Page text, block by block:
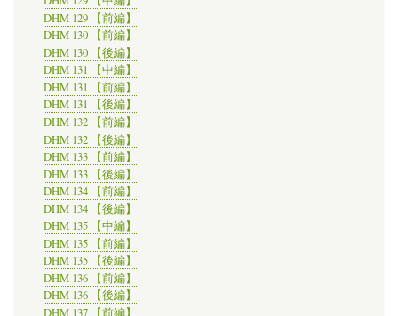
DHM 129 【前編】
DHM 130 【前編】
DHM 130 【後編】
DHM 131 【中編】
DHM 131 【前編】
DHM 131 【後編】
DHM 132 【前編】
DHM 132 【後編】
DHM 133 【前編】
DHM 133 【後編】
DHM 134 【前編】
DHM 134 【後編】
DHM 135 【中編】
DHM 135 【前編】
DHM 135 【後編】
DHM 136 【前編】
DHM 136 【後編】
DHM 137 【前編】